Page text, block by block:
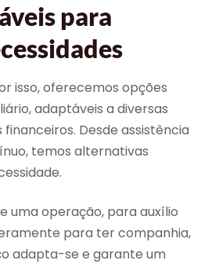
para
isso, oferecemos opções
adaptáveis a diversas
Desde assistência
temos alternativas
uma operação, para auxílio
para ter companhia,
adapta-se e garante um